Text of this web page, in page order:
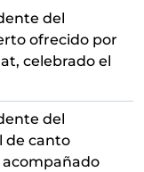
del
ofrecido por
celebrado el
del
de canto